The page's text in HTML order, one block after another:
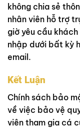
không chia sẻ
nhân viên hỗ trợ
giờ yêu cầu
nhập dưới bất kỳ
email.
Kết Luận
Chính sách bảo
về việc bảo vệ
viên tham gia cá